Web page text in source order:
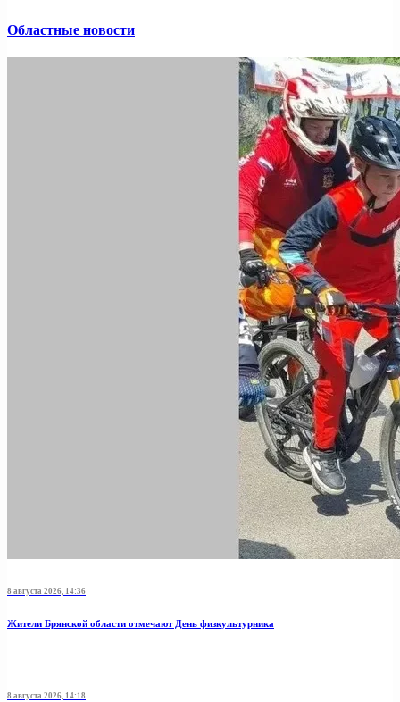
Областные новости
8 августа 2026, 14:36
Жители Брянской области отмечают День физкультурника
8 августа 2026, 14:18